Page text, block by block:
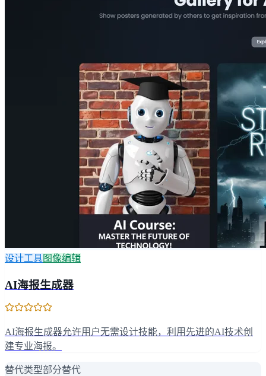
设计工具图像编辑
AI海报生成器
AI海报生成器允许用户无需设计技能，利用先进的AI技术创
建专业海报。
替代类型部分替代